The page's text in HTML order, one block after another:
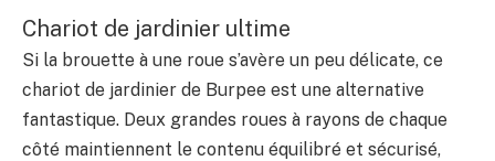
Chariot de jardinier ultime
Si la brouette à une roue s’avère un peu délicate, ce
chariot de jardinier de Burpee est une alternative
fantastique. Deux grandes roues à rayons de chaque
côté maintiennent le contenu équilibré et sécurisé,